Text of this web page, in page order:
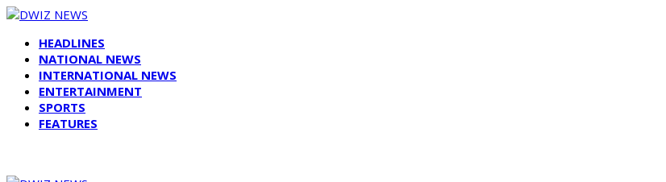
HEADLINES
NATIONAL NEWS
INTERNATIONAL NEWS
ENTERTAINMENT
SPORTS
FEATURES